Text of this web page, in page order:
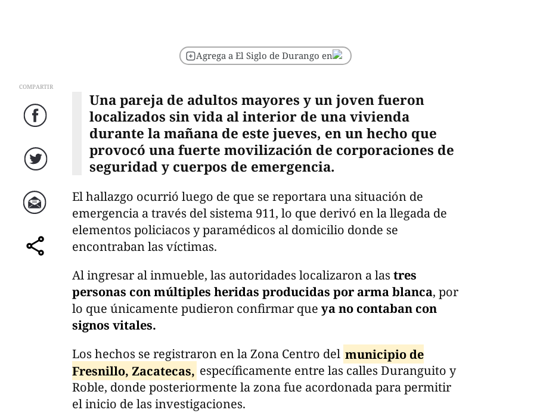
Agrega a El Siglo de Durango en
COMPARTIR
Facebook
Twitter
Correo
comparte
Una pareja de adultos mayores y un joven fueron
localizados sin vida al interior de una vivienda
durante la mañana de este jueves, en un hecho que
provocó una fuerte movilización de corporaciones de
seguridad y cuerpos de emergencia.
El hallazgo ocurrió luego de que se reportara una situación de
emergencia a través del sistema 911, lo que derivó en la llegada de
elementos policiacos y paramédicos al domicilio donde se
encontraban las víctimas.
Al ingresar al inmueble, las autoridades localizaron a las tres
personas con múltiples heridas producidas por arma blanca, por
lo que únicamente pudieron confirmar que ya no contaban con
signos vitales.
Los hechos se registraron en la Zona Centro del municipio de
Fresnillo, Zacatecas, específicamente entre las calles Duranguito y
Roble, donde posteriormente la zona fue acordonada para permitir
el inicio de las investigaciones.